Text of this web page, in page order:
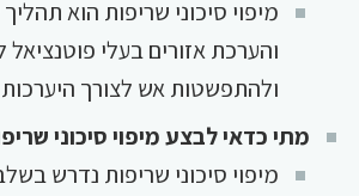
מיפוי סיכוני שריפות הוא
והערכת אזורים בעלי
ולהתפשטות אש לצורך היערכות
מתי כדאי לבצע מיפוי סיכוני
מיפוי סיכוני שריפות נדרש